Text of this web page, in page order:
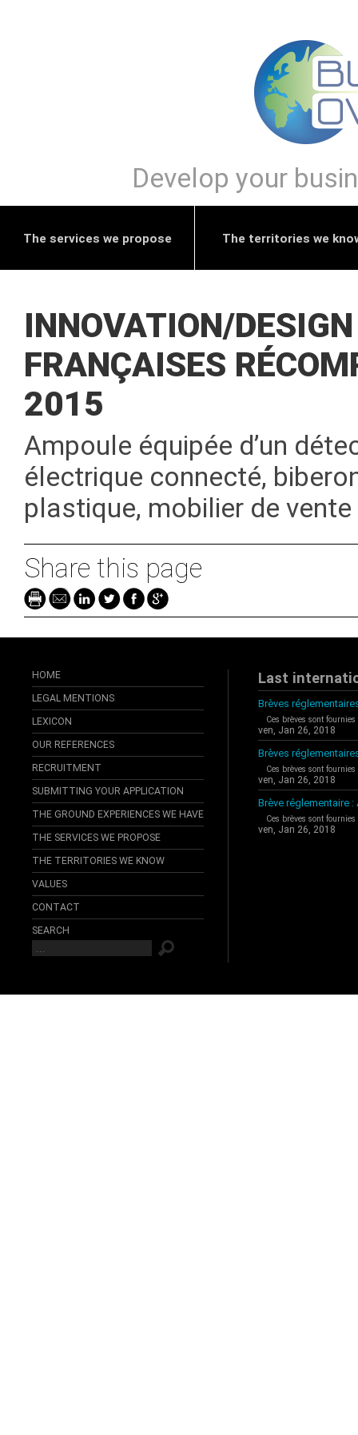
Develop your
The services we propose The territories we
INNOVATION/
FRANÇAISES
2015
Ampoule équipée d’un
électrique connecté,
plastique, mobilier de
Share this page
HOME
LEGAL MENTIONS
LEXICON
OUR REFERENCES
RECRUITMENT
SUBMITTING YOUR APPLICATION
THE GROUND EXPERIENCES WE HAVE
THE SERVICES WE PROPOSE
THE TERRITORIES WE KNOW
VALUES
CONTACT
SEARCH
Last
Brèves
Ces brèves sont
ven, Jan 26, 2018
Brèves
Ces brèves sont
ven, Jan 26, 2018
Brève réglementaire :
Ces brèves sont
ven, Jan 26, 2018